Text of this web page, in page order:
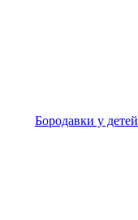
Бородавки у детей